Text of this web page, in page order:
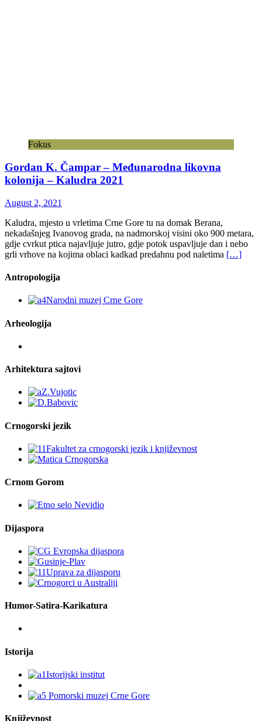
Fokus
Gordan K. Čampar – Međunarodna likovna
kolonija – Kaludra 2021
August 2, 2021
Kaludra, mjesto u vrletima Crne Gore tu na domak Berana,
nekadašnjeg Ivanovog grada, na nadmorskoj visini oko 900 metara,
gdje cvrkut ptica najavljuje jutro, gdje potok uspavljuje dan i nebo
grli vrhove na kojima oblaci kadkad predahnu pod naletima […]
Antropologija
Arheologija
Arhitektura sajtovi
Crnogorski jezik
Crnom Gorom
Dijaspora
Humor-Satira-Karikatura
Istorija
Književnost